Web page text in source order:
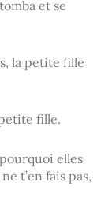
et se
la petite fille
fille.
elles
t’en fais pas,